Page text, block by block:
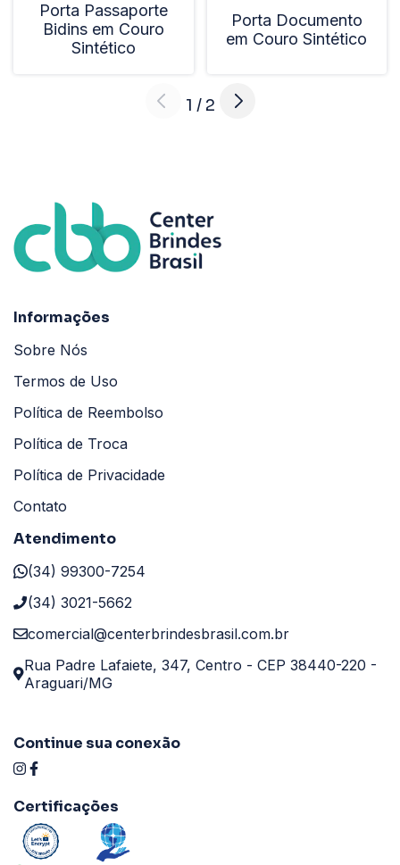
Porta Passaporte
Bidins em Couro
Sintético
Porta Documento
em Couro Sintético
1 / 2
Informações
Sobre Nós
Termos de Uso
Política de Reembolso
Política de Troca
Política de Privacidade
Contato
Atendimento
(34) 99300-7254
(34) 3021-5662
comercial@centerbrindesbrasil.com.br
Rua Padre Lafaiete, 347, Centro - CEP 38440-220 -
Araguari/MG
Continue sua conexão
Certificações